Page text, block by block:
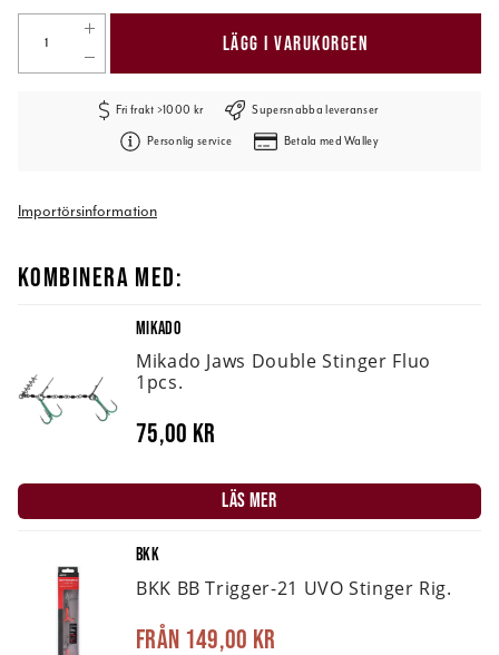
LÄGG I VARUKORGEN
Fri frakt >1000 kr Supersnabba leveranser
Personlig service Betala med Walley
Importörsinformation
KOMBINERA MED:
MIKADO
Mikado Jaws Double Stinger Fluo
1pcs.
75,00 kr
LÄS MER
BKK
BKK BB Trigger-21 UVO Stinger Rig.
Från 149,00 kr